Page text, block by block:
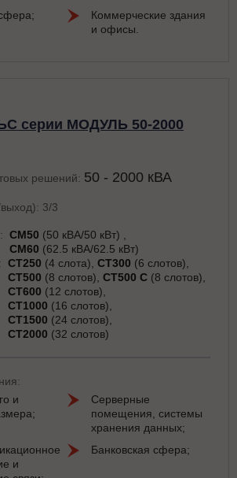
Коммерческие здания
и офисы.
серии МОДУЛЬ 50-2000
решений: 50 - 2000 кВА
3/3
СМ50 (50 кВА/50 кВт)
СМ60 (62.5 кВА/62.5 кВт)
СТ250 (4 слота) СТ300 (6 слотов)
СТ500 (8 слотов) СТ500 С (8 слотов)
СТ600 (12 слотов)
СТ1000 (16 слотов)
СТ1500 (24 слотов)
СТ2000 (32 слотов)
и
Серверные
помещения, системы
хранения данных;
и
Банковская сфера;